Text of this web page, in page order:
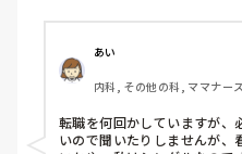
あい
内科, その他の科, ママナー
転職を何回かしていますが、
いので聞いたりしませんが、